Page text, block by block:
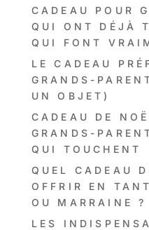
CADEAU POUR
QUI ONT DÉJÀ
QUI FONT
LE CADEAU
GRANDS-
UN OBJET)
CADEAU DE
GRANDS-
QUI TOUCHENT
QUEL CADEAU
OFFRIR EN
OU MARRAINE ?
LES